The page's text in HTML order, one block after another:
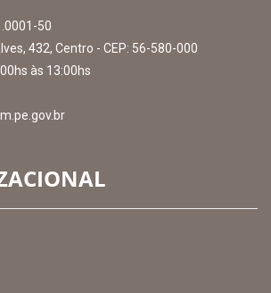
MAPA DO SITE
às 13:00hs